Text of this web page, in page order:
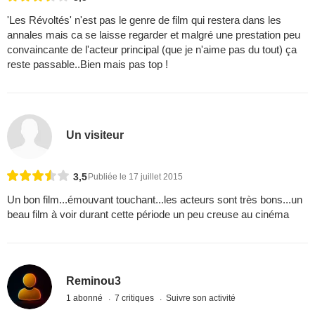
'Les Révoltés' n'est pas le genre de film qui restera dans les
annales mais ca se laisse regarder et malgré une prestation peu
convaincante de l'acteur principal (que je n'aime pas du tout) ça
reste passable..Bien mais pas top !
Un visiteur
3,5 Publiée le 17 juillet 2015
Un bon film...émouvant touchant...les acteurs sont très bons...un
beau film à voir durant cette période un peu creuse au cinéma
Reminou3
1 abonné 7 critiques Suivre son activité